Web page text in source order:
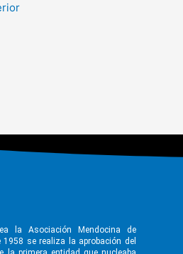
la Asociación Mendocina de
se realiza la aprobación del